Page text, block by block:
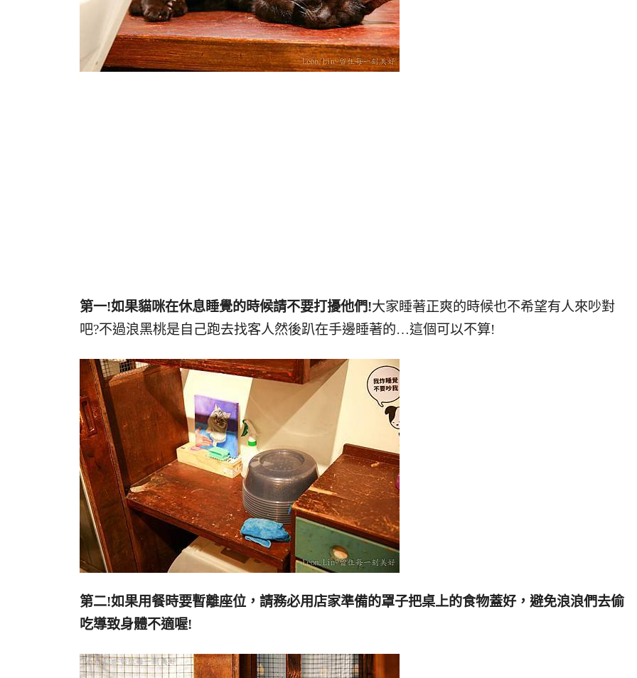
第一!如果貓咪在休息睡覺的時候請不要打擾他們!大家睡著正爽的時候也不希望有人來吵對
吧?不過浪黑桃是自己跑去找客人然後趴在手邊睡著的…這個可以不算!
第二!如果用餐時要暫離座位，請務必用店家準備的罩子把桌上的食物蓋好，避免浪浪們去偷
吃導致身體不適喔!